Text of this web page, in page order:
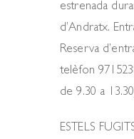
estrenada
d’Andratx.
Reserva
telèfon
de 9.30 a
ESTELS